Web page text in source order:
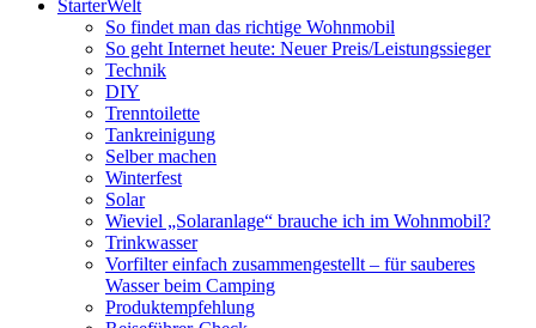
StarterWelt
So findet man das richtige Wohnmobil
So geht Internet heute: Neuer Preis/Leistungssieger
Technik
DIY
Trenntoilette
Tankreinigung
Selber machen
Winterfest
Solar
Wieviel „Solaranlage“ brauche ich im Wohnmobil?
Trinkwasser
Vorfilter einfach zusammengestellt – für sauberes
Wasser beim Camping
Produktempfehlung